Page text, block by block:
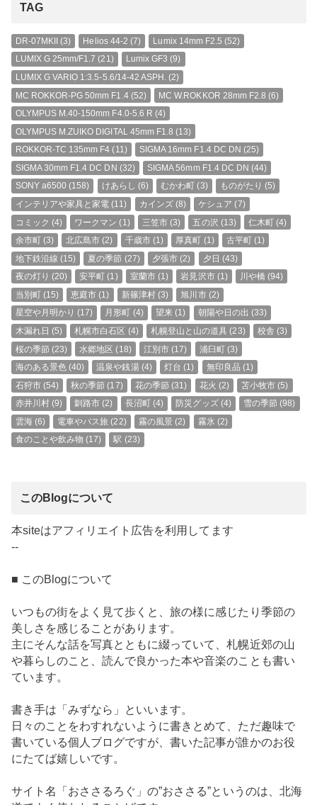
TAG
DR-07MKII(3) Helios 44-2 (7) Lumix 14mm F2.5 (52)
LUMIX G 25mm/F1.7 (21) Lumix GF3 (9)
LUMIX G VARIO 1:3.5-5.6/14-42 ASPH. (2)
MC ROKKOR-PG 50mm F1.4(52) MC W.ROKKOR 28mm F2.8 (6)
OLYMPUS M.40-150mm F4.0-5.6 R (4)
OLYMPUS M.ZUIKO DIGITAL 45mm F1.8 (13)
ROKKOR-TC 135mm F4 (11) SIGMA 16mm F1.4 DC DN (25)
SIGMA 30mm F1.4 DC DN (32) SIGMA 56mm F1.4 DC DN (44)
SONY a6500 (158) けあらし (6) むかわ町 (3) ものがたり (5)
インテリアや家具と家電 (11) カインズ(8) ケシュア (7)
コミック (4) ワークマン (1) 三笠市 (3) 五の沢 (13) 仁木町 (4)
余市町(3) 北広島市 (2) 千歳市(1) 厚真町 (1) 古平町 (1)
地下鉄沿線 (15) 夏の季節 (27) 夕張市 (2) 夕日 (43)
夜の灯り (20) 安平町 (1) 室蘭市(1) 岩見沢市(1) 川や橋 (94)
当別町(15) 恵庭市 (1) 新篠津村(3) 旭川市(2)
星空や月明かり (17) 月形町 (4) 望来 (1) 朝陽や日の出 (33)
木漏れ日 (5) 札幌市白石区 (4) 札幌登山と山の道具 (23) 校舎 (3)
桜の季節 (23) 水郷地区 (18) 江別市 (17) 浦臼町(3)
海のある景色(40) 温泉や銭湯(4) 灯台 (1) 無印良品 (1)
石狩市(54) 秋の季節 (17) 花の季節 (31) 花火 (2) 苫小牧市 (5)
赤井川村(9) 釧路市 (2) 長沼町(4) 防災グッズ(4) 雪の季節 (98)
雲海(6) 電車やバス旅 (22) 霧の風景 (2) 霧氷 (2)
食のことや飲み物 (17) 駅 (23)
このBlogについて
本siteはアフィリエイト広告を利用してます
--
■ このBlogについて
いつもの街をよく見て歩くと、旅の様に感じたり季節の
美しさを感じることがあります。
主にそんな話を写真とともに綴っていて、札幌近郊の山
や暮らしのこと、読んで良かった本や音楽のことも書い
ています。
書き手は「みずなら」といいます。
日々のことをわすれないように書きとめて、ただ趣味で
書いている個人ブログですが、書いた記事が誰かのお役
にたてば嬉しいです。
サイト名「おささるろぐ」の”おささる”というのは、北海